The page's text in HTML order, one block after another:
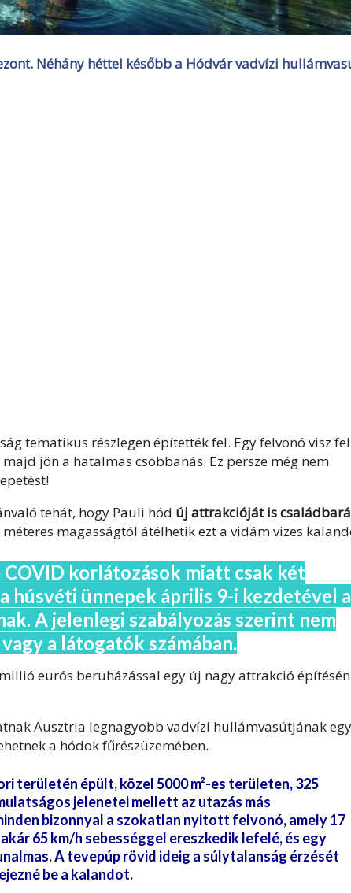
Néhány héttel később a Hódvár vadvízi
tematikus részlegen építették fel. Egy felvonó visz
jön a hatalmas csobbanás. Ez persze még nem
tehát, hogy Pauli hód új attrakcióját is
magasságtól átélhetik ezt a vidám vizes
korlátozások miatt csak két
húsvéti ünnepek április 9-i kezdetével a
A jelenlegi szabályozás szerint nem
a látogatók számában.
eurós beruházással egy új nagy attrakció építésén
Ausztria legnagyobb vadvízi hullámvasútjának
a hódok fűrészüzemében.
területén épült, közel 5000 m²-es területen, 325
jelenetei mellett az utazás más
bizonnyal a szokatlan nyitott felvonó, amely 17
65 km/h sebességgel ereszkedik lefelé, és egy
A tevepúp rövid ideig a súlytalanság érzését
be a kalandot.